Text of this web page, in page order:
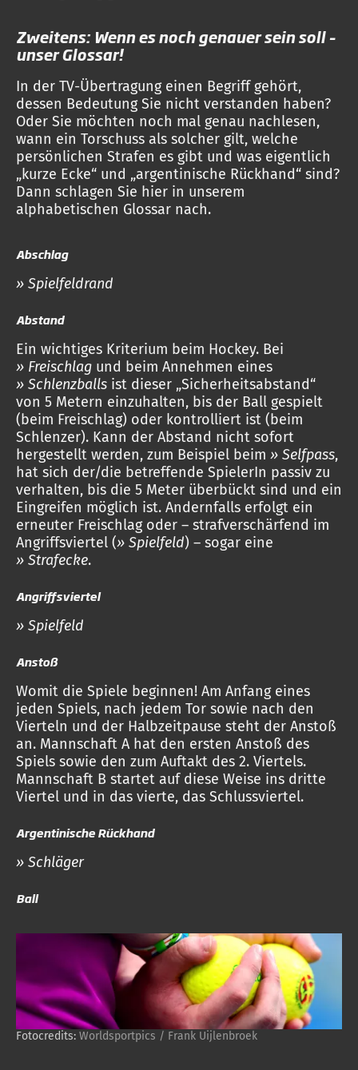
Zweitens: Wenn es noch genauer sein soll –
unser Glossar!
In der TV-Übertragung einen Begriff gehört,
dessen Bedeutung Sie nicht verstanden haben?
Oder Sie möchten noch mal genau nachlesen,
wann ein Torschuss als solcher gilt, welche
persönlichen Strafen es gibt und was eigentlich
„kurze Ecke“ und „argentinische Rückhand“ sind?
Dann schlagen Sie hier in unserem
alphabetischen Glossar nach.
Abschlag
» Spielfeldrand
Abstand
Ein wichtiges Kriterium beim Hockey. Bei
» Freischlag und beim Annehmen eines
» Schlenzballs ist dieser „Sicherheitsabstand“
von 5 Metern einzuhalten, bis der Ball gespielt
(beim Freischlag) oder kontrolliert ist (beim
Schlenzer). Kann der Abstand nicht sofort
hergestellt werden, zum Beispiel beim » Selfpass,
hat sich der/die betreffende SpielerIn passiv zu
verhalten, bis die 5 Meter überbückt sind und ein
Eingreifen möglich ist. Andernfalls erfolgt ein
erneuter Freischlag oder – strafverschärfend im
Angriffsviertel (» Spielfeld) – sogar eine
» Strafecke.
Angriffsviertel
» Spielfeld
Anstoß
Womit die Spiele beginnen! Am Anfang eines
jeden Spiels, nach jedem Tor sowie nach den
Vierteln und der Halbzeitpause steht der Anstoß
an. Mannschaft A hat den ersten Anstoß des
Spiels sowie den zum Auftakt des 2. Viertels.
Mannschaft B startet auf diese Weise ins dritte
Viertel und in das vierte, das Schlussviertel.
Argentinische Rückhand
» Schläger
Ball
Fotocredits: Worldsportpics / Frank Uijlenbroek